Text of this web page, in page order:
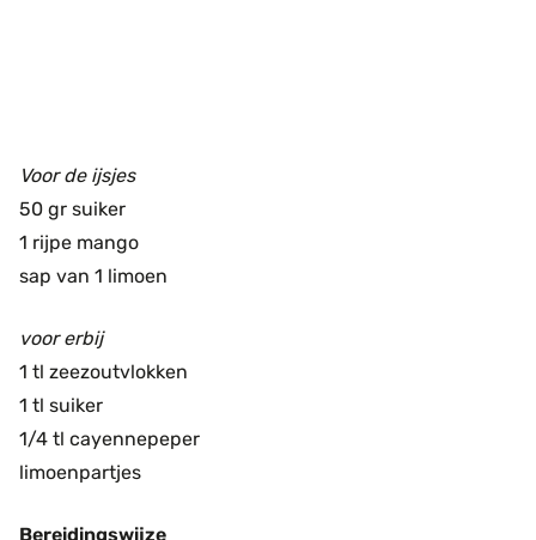
Voor de ijsjes
50 gr suiker
1 rijpe mango
sap van 1 limoen
voor erbij
1 tl zeezoutvlokken
1 tl suiker
1/4 tl cayennepeper
limoenpartjes
Bereidingswijze